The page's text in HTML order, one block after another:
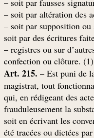
4- soit par des écritures
registres ou sur
(confection ou clôture. (1
Art. 215. – Est puni de
magistrat, tout
,qui, en rédigeant des
frauduleusement la
soit en écrivant les
été tracées ou dictées